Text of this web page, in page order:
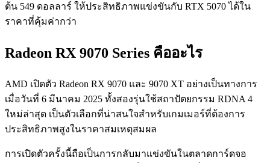
ต้น 549 ดอลลาร์ ให้ประสิทธิภาพแข่งขันกับ RTX 5070 ได้ใน
ราคาที่คุ้มค่ากว่า
Radeon RX 9070 Series คืออะไร
AMD เปิดตัว Radeon RX 9070 และ 9070 XT อย่างเป็นทางการ
เมื่อวันที่ 6 มีนาคม 2025 ทั้งสองรุ่นใช้สถาปัตยกรรม RDNA 4
ใหม่ล่าสุด เป็นตัวเลือกที่น่าสนใจสำหรับเกมเมอร์ที่ต้องการ
ประสิทธิภาพสูงในราคาสมเหตุสมผล
การเปิดตัวครั้งนี้ถือเป็นการกลับมาแข่งขันในตลาดการ์ดจอ